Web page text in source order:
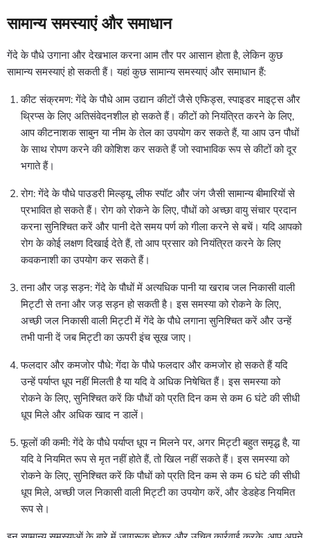
सामान्य समस्याएं और समाधान
गेंदे के पौधे उगाना और देखभाल करना आम तौर पर आसान होता है, लेकिन कुछ
सामान्य समस्याएं हो सकती हैं। यहां कुछ सामान्य समस्याएं और समाधान हैं:
कीट संक्रमण: गेंदे के पौधे आम उद्यान कीटों जैसे एफिड्स, स्पाइडर माइट्स और
थ्रिप्स के लिए अतिसंवेदनशील हो सकते हैं। कीटों को नियंत्रित करने के लिए,
आप कीटनाशक साबुन या नीम के तेल का उपयोग कर सकते हैं, या आप उन पौधों
के साथ रोपण करने की कोशिश कर सकते हैं जो स्वाभाविक रूप से कीटों को दूर
भगाते हैं।
रोग: गेंदे के पौधे पाउडरी मिल्ड्यू, लीफ स्पॉट और जंग जैसी सामान्य बीमारियों से
प्रभावित हो सकते हैं। रोग को रोकने के लिए, पौधों को अच्छा वायु संचार प्रदान
करना सुनिश्चित करें और पानी देते समय पर्ण को गीला करने से बचें। यदि आपको
रोग के कोई लक्षण दिखाई देते हैं, तो आप प्रसार को नियंत्रित करने के लिए
कवकनाशी का उपयोग कर सकते हैं।
तना और जड़ सड़न: गेंदे के पौधों में अत्यधिक पानी या खराब जल निकासी वाली
मिट्टी से तना और जड़ सड़न हो सकती है। इस समस्या को रोकने के लिए,
अच्छी जल निकासी वाली मिट्टी में गेंदे के पौधे लगाना सुनिश्चित करें और उन्हें
तभी पानी दें जब मिट्टी का ऊपरी इंच सूख जाए।
फलदार और कमजोर पौधे: गेंदा के पौधे फलदार और कमजोर हो सकते हैं यदि
उन्हें पर्याप्त धूप नहीं मिलती है या यदि वे अधिक निषेचित हैं। इस समस्या को
रोकने के लिए, सुनिश्चित करें कि पौधों को प्रति दिन कम से कम 6 घंटे की सीधी
धूप मिले और अधिक खाद न डालें।
फूलों की कमी: गेंदे के पौधे पर्याप्त धूप न मिलने पर, अगर मिट्टी बहुत समृद्ध है, या
यदि वे नियमित रूप से मृत नहीं होते हैं, तो खिल नहीं सकते हैं। इस समस्या को
रोकने के लिए, सुनिश्चित करें कि पौधों को प्रति दिन कम से कम 6 घंटे की सीधी
धूप मिले, अच्छी जल निकासी वाली मिट्टी का उपयोग करें, और डेडहेड नियमित
रूप से।